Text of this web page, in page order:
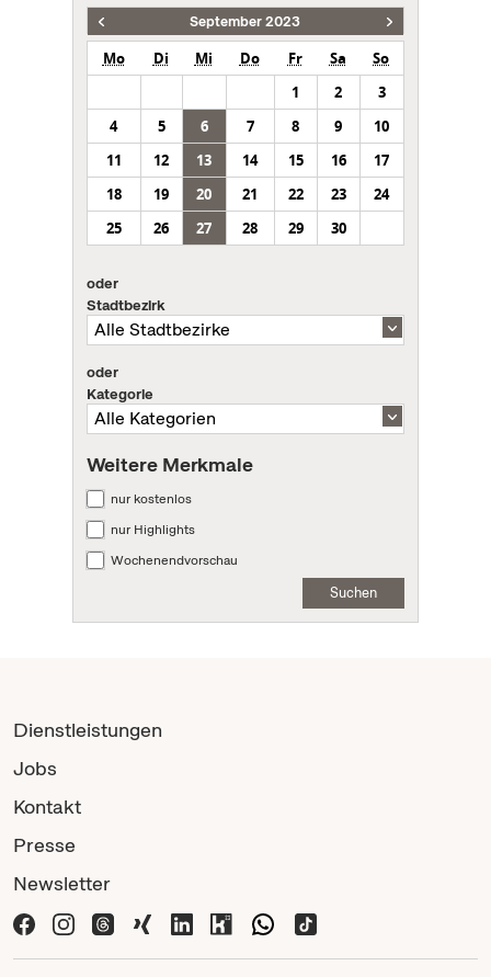
September 2023
Mo Di Mi Do Fr Sa
So
1
2
3
4
5 6 7 8 9
10
11
12 13 14 15 16
17
18
19 20 21 22 23
24
25
26 27 28 29 30
oder
Stadtbezirk
oder
Kategorie
Weitere Merkmale
nur kostenlos
nur Highlights
Wochenendvorschau
Suchen
Dienstleistungen
Jobs
Kontakt
Presse
Newsletter